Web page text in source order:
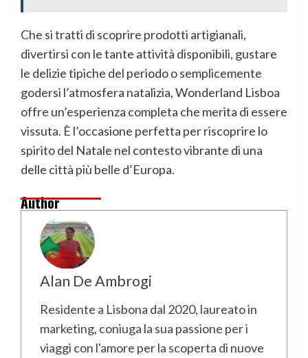
Che si tratti di scoprire prodotti artigianali,
divertirsi con le tante attività disponibili, gustare
le delizie tipiche del periodo o semplicemente
godersi l’atmosfera natalizia, Wonderland Lisboa
offre un’esperienza completa che merita di essere
vissuta. È l’occasione perfetta per riscoprire lo
spirito del Natale nel contesto vibrante di una
delle città più belle d’Europa.
Author
Alan De Ambrogi
Residente a Lisbona dal 2020, laureato in
marketing, coniuga la sua passione per i
viaggi con l'amore per la scoperta di nuove